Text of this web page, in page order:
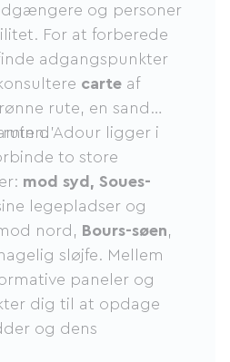
og personer
For at forberede
adgangspunkter
carte af
rute, en sand
d'Adour ligger i
to store
mod syd, Soues-
legepladser og
nord, Bours-søen
sløjfe. Mellem
paneler og
dig til at opdage
og dens